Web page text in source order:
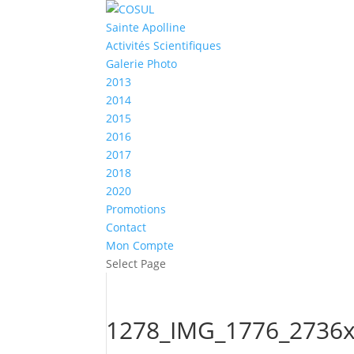
Sainte Apolline
Activités Scientifiques
Galerie Photo
2013
2014
2015
2016
2017
2018
2020
Promotions
Contact
Mon Compte
Select Page